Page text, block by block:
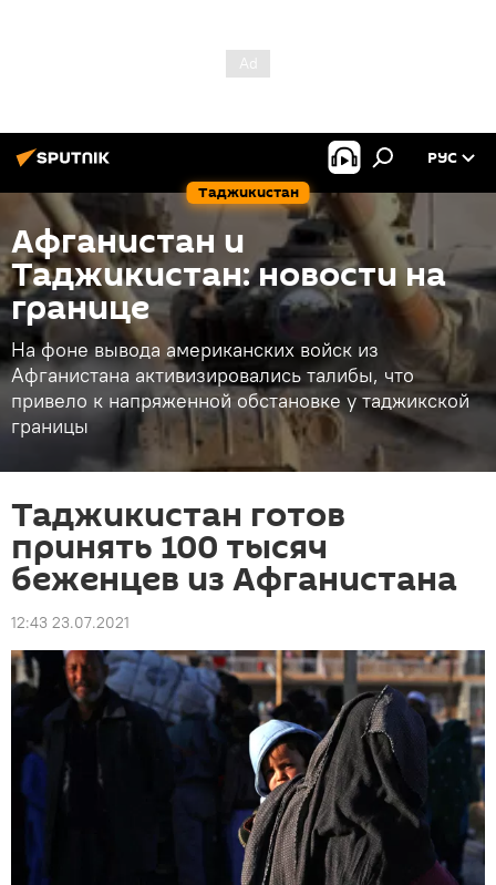
Таджикистан
РУС
Афганистан и
Таджикистан: новости на
границе
На фоне вывода американских войск из
Афганистана активизировались талибы, что
привело к напряженной обстановке у таджикской
границы
Таджикистан готов
принять 100 тысяч
беженцев из Афганистана
12:43 23.07.2021